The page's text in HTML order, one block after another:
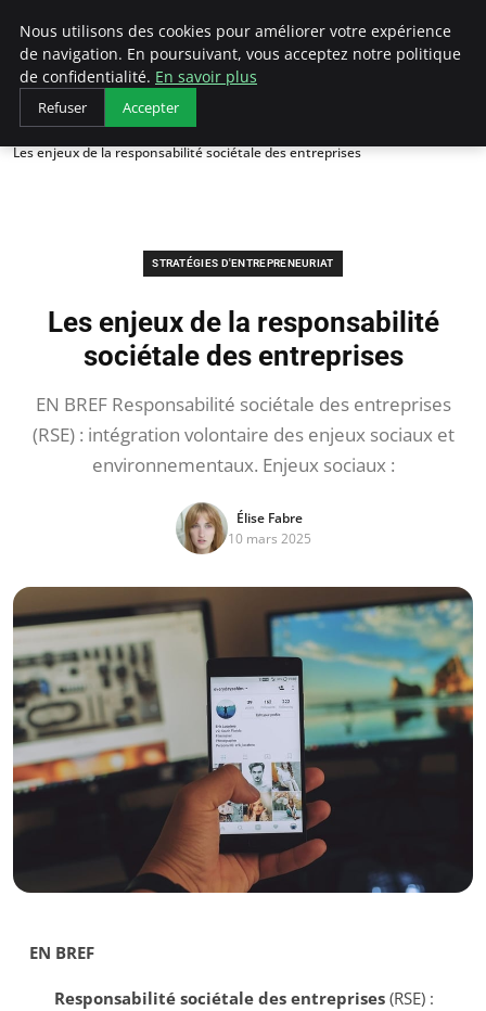
LECFCM
Accueil
Stratégies d'entrepreneuriat
Les enjeux de la responsabilité sociétale des entreprises
STRATÉGIES D'ENTREPRENEURIAT
Les enjeux de la responsabilité
sociétale des entreprises
EN BREF Responsabilité sociétale des entreprises
(RSE) : intégration volontaire des enjeux sociaux et
environnementaux. Enjeux sociaux :
Élise Fabre
10 mars 2025
EN BREF
Responsabilité sociétale des entreprises(RSE) :
Nous utilisons des cookies pour améliorer votre expérience
de navigation. En poursuivant, vous acceptez notre politique
de confidentialité. En savoir plus
Refuser Accepter